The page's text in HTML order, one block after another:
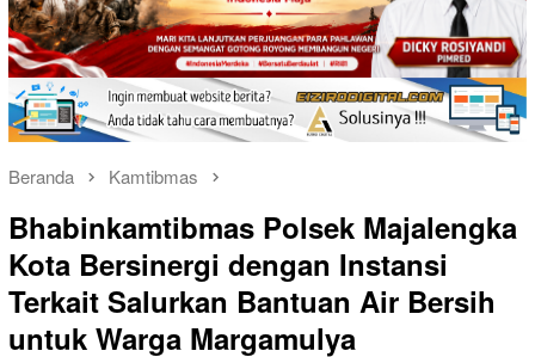
Beranda Kamtibmas
Bhabinkamtibmas Polsek Majalengka
Kota Bersinergi dengan Instansi
Terkait Salurkan Bantuan Air Bersih
untuk Warga Margamulya